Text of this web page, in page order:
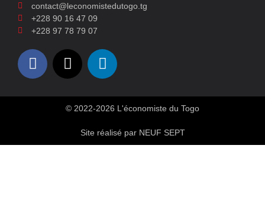
contact@leconomistedutogo.tg
+228 90 16 47 09
+228 97 78 79 07
© 2022-2026 L'économiste du Togo
Site réalisé par NEUF SEPT